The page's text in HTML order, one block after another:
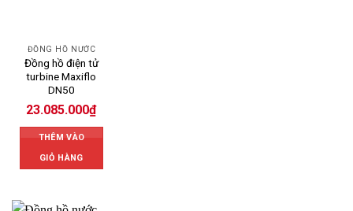
ĐỒNG HỒ NƯỚC
Đồng hồ điện tử
turbine Maxiflo
DN50
23.085.000₫
THÊM VÀO
GIỎ HÀNG